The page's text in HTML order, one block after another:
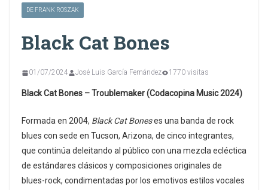
DE FRANK ROSZAK
Black Cat Bones
01/07/2024 José Luis García Fernández 1770 visitas
Black Cat Bones – Troublemaker (Codacopina Music 2024)
Formada en 2004, Black Cat Boneses una banda de rock
blues con sede en Tucson, Arizona, de cinco integrantes,
que continúa deleitando al público con una mezcla ecléctica
de estándares clásicos y composiciones originales de
blues-rock, condimentadas por los emotivos estilos vocales